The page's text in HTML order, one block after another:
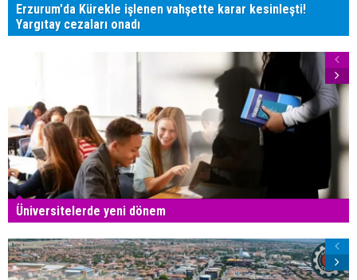
Erzurum'da Kürekle işlenen vahşette karar kesinleşti!
Yargıtay cezaları onadı
Üniversitelerde yeni dönem